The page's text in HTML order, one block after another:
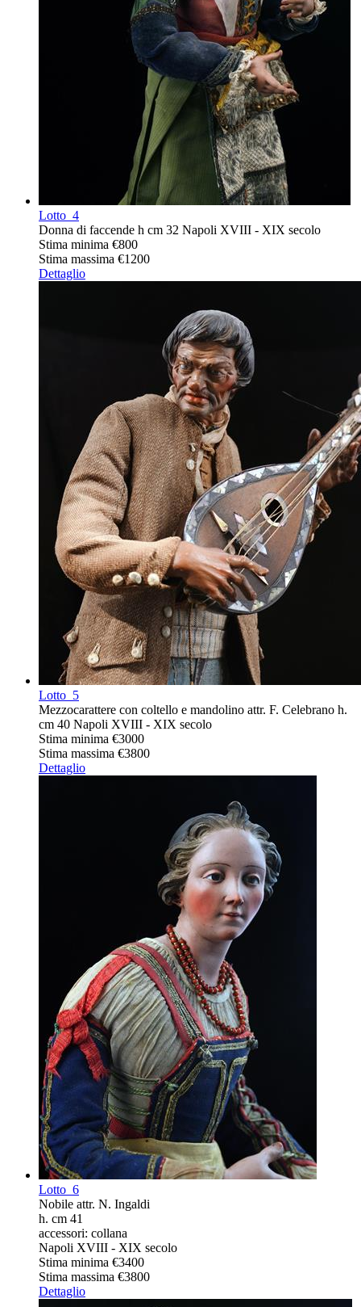
Lotto 4
Donna di faccende h cm 32 Napoli XVIII - XIX secolo
Stima minima €800
Stima massima €1200
Dettaglio
Lotto 5
Mezzocarattere con coltello e mandolino attr. F. Celebrano h.
cm 40 Napoli XVIII - XIX secolo
Stima minima €3000
Stima massima €3800
Dettaglio
Lotto 6
Nobile attr. N. Ingaldi
h. cm 41
accessori: collana
Napoli XVIII - XIX secolo
Stima minima €3400
Stima massima €3800
Dettaglio